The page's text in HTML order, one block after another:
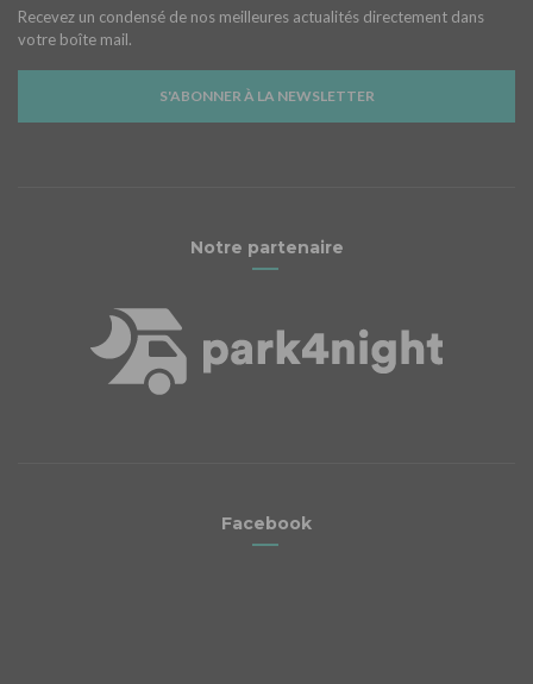
Recevez un condensé de nos meilleures actualités directement dans
votre boîte mail.
S'ABONNER À LA NEWSLETTER
Notre partenaire
Facebook